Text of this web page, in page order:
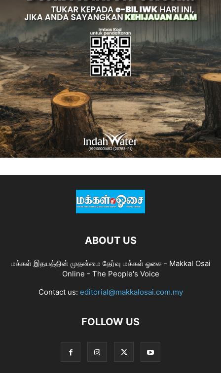
ABOUT US
மக்கள் இதயத்தின் முதன்மை தேர்வு மக்கள் ஓசை - Makkal Osai
Online - The People's Voice
Contact us: editorial@makkalosai.com.my
FOLLOW US